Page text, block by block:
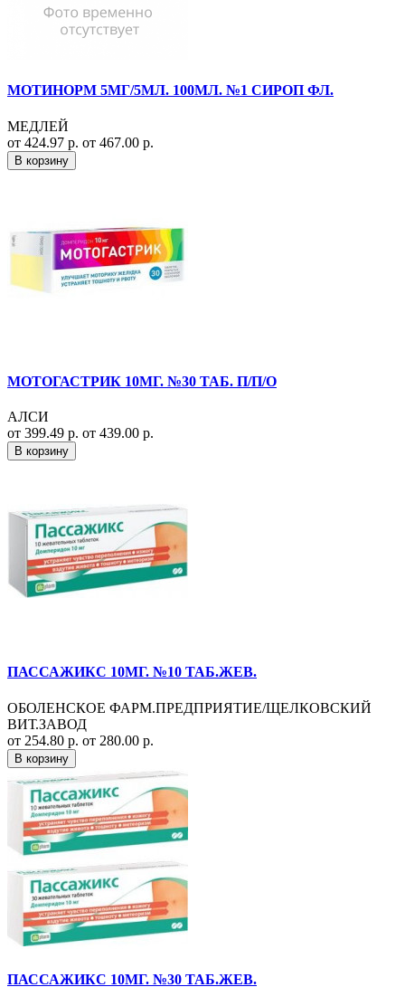
МОТИНОРМ 5МГ/5МЛ. 100МЛ. №1 СИРОП ФЛ.
МЕДЛЕЙ
от 424.97 р. от 467.00 р.
В корзину
МОТОГАСТРИК 10МГ. №30 ТАБ. П/П/О
АЛСИ
от 399.49 р. от 439.00 р.
В корзину
ПАССАЖИКС 10МГ. №10 ТАБ.ЖЕВ.
ОБОЛЕНСКОЕ ФАРМ.ПРЕДПРИЯТИЕ/ЩЕЛКОВСКИЙ
ВИТ.ЗАВОД
от 254.80 р. от 280.00 р.
В корзину
ПАССАЖИКС 10МГ. №30 ТАБ.ЖЕВ.